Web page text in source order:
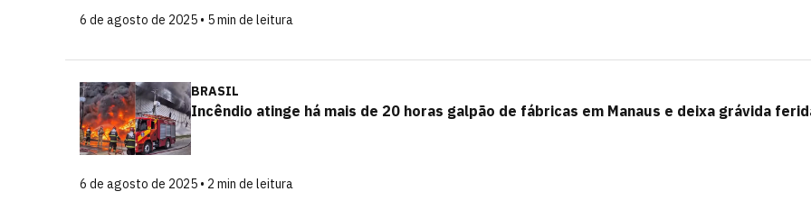
6 de agosto de 2025 • 5 min de leitura
BRASIL
Incêndio atinge há mais de 20 horas galpão de fábricas em Manaus e deixa grávida
6 de agosto de 2025 • 2 min de leitura